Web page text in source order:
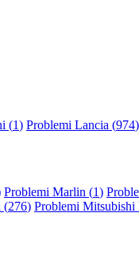
(1) Problemi Lancia (974)
Problemi Marlin (1)
(276) Problemi Mitsubishi